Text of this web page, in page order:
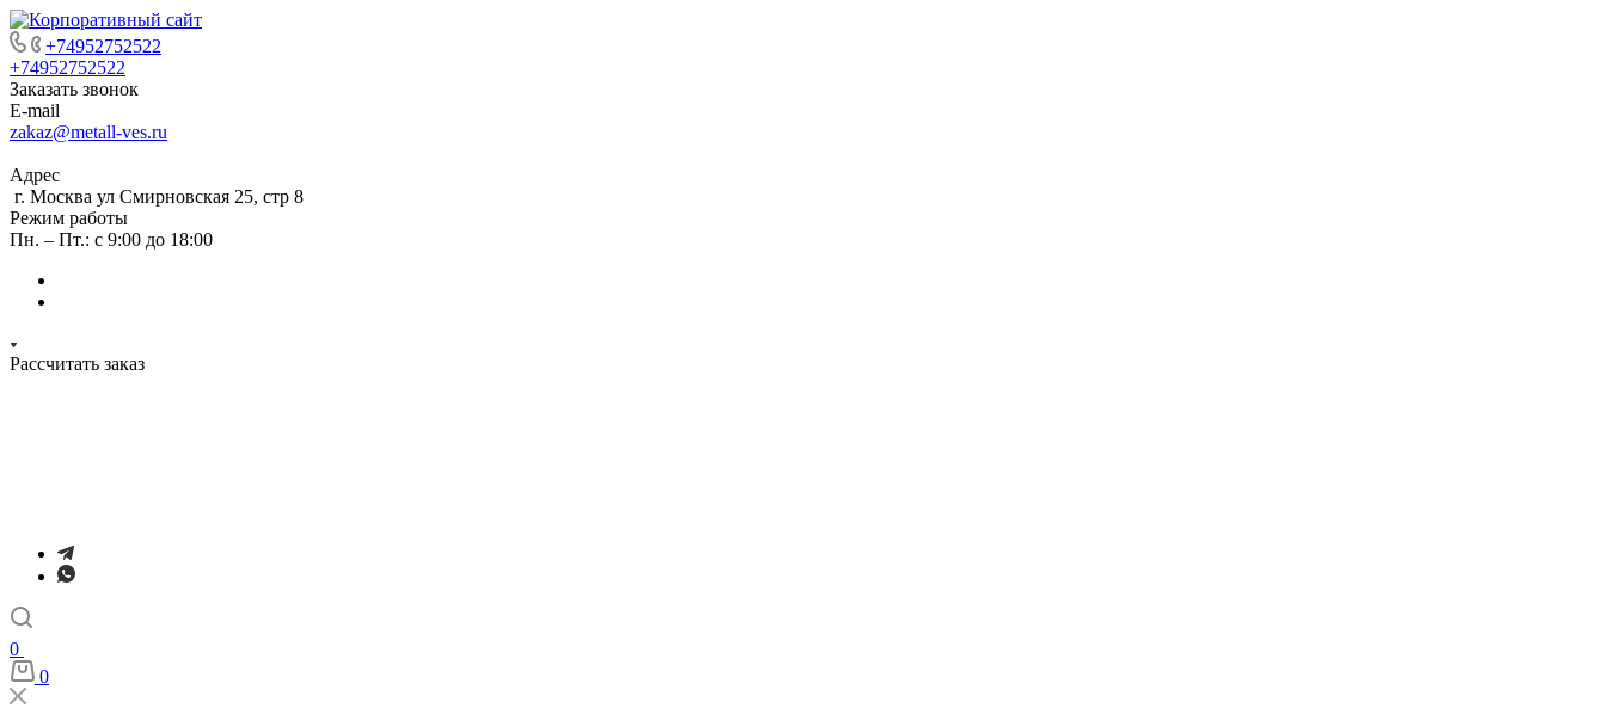
+74952752522
+74952752522
Заказать звонок
E-mail
zakaz@metall-ves.ru
Адрес
г. Москва ул Смирновская 25, стр 8
Режим работы
Пн. – Пт.: с 9:00 до 18:00
Рассчитать заказ
0
0